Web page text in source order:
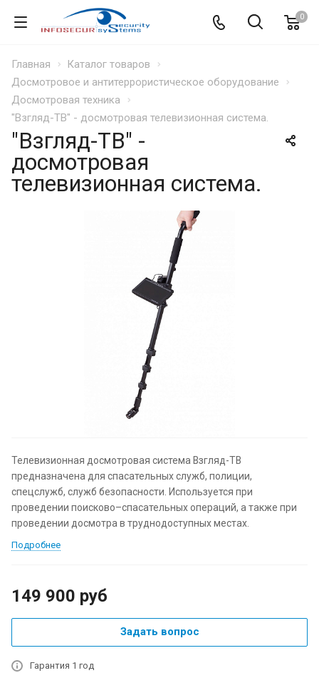
0
Главная
Каталог товаров
Досмотровое и антитеррористическое оборудование
Досмотровая техника
"Взгляд-ТВ" - досмотровая телевизионная система.
"Взгляд-ТВ" -
досмотровая
телевизионная система.
Телевизионная досмотровая система Взгляд-ТВ
предназначена для спасательных служб, полиции,
спецслужб, служб безопасности. Используется при
проведении поисково–спасательных операций, а также при
проведении досмотра в труднодоступных местах.
Подробнее
149 900 руб
Задать вопрос
Гарантия 1 год